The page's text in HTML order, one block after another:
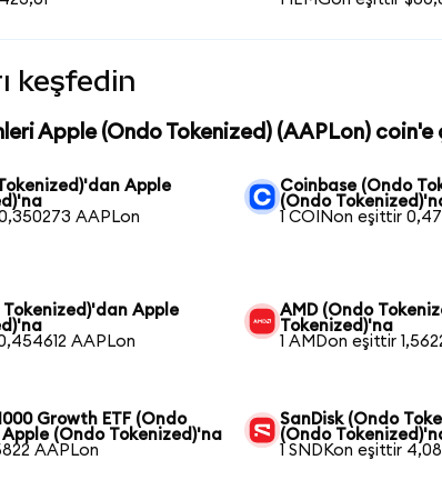
keşfedin
Apple (Ondo Tokenized) (AAPLon) coin'e
Apple
AAPLon
Coinbase (Ondo
(Ondo
1 COINon eşittir
Tokenized)'dan Apple
AAPLon
AMD (Ondo
Tokenized)'na
1 AMDon eşittir
Growth ETF (Ondo
(Ondo Tokenized)'na
AAPLon
SanDisk (Ondo
(Ondo
1 SNDKon eşittir